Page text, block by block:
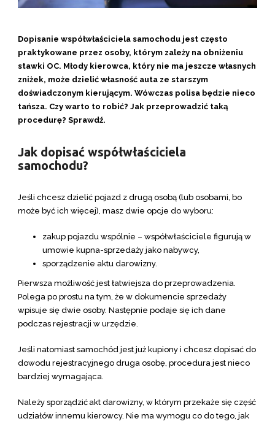
Dopisanie współwłaściciela samochodu jest często
praktykowane przez osoby, którym zależy na obniżeniu
stawki OC. Młody kierowca, który nie ma jeszcze własnych
zniżek, może dzielić własność auta ze starszym
doświadczonym kierującym. Wówczas polisa będzie nieco
tańsza. Czy warto to robić? Jak przeprowadzić taką
procedurę? Sprawdź.
Jak dopisać współwłaściciela
samochodu?
Jeśli chcesz dzielić pojazd z drugą osobą (lub osobami, bo
może być ich więcej), masz dwie opcje do wyboru:
zakup pojazdu wspólnie – współwłaściciele figurują w
umowie kupna-sprzedaży jako nabywcy,
sporządzenie aktu darowizny.
Pierwsza możliwość jest łatwiejsza do przeprowadzenia.
Polega po prostu na tym, że w dokumencie sprzedaży
wpisuje się dwie osoby. Następnie podaje się ich dane
podczas rejestracji w urzędzie.
Jeśli natomiast samochód jest już kupiony i chcesz dopisać do
dowodu rejestracyjnego druga osobę, procedura jest nieco
bardziej wymagająca.
Należy sporządzić akt darowizny, w którym przekaże się część
udziałów innemu kierowcy. Nie ma wymogu co do tego, jak